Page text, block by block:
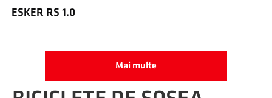
ESKER RS 1.0
Mai multe